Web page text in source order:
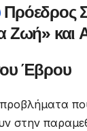
Πρόεδρος
Ζωή» και
Έβρου
στην